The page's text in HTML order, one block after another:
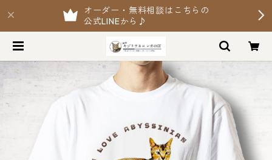
オーダー・無料相談はこちらの
公式LINEから♪